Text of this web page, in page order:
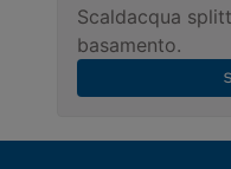
Scaldacqua
basamento.